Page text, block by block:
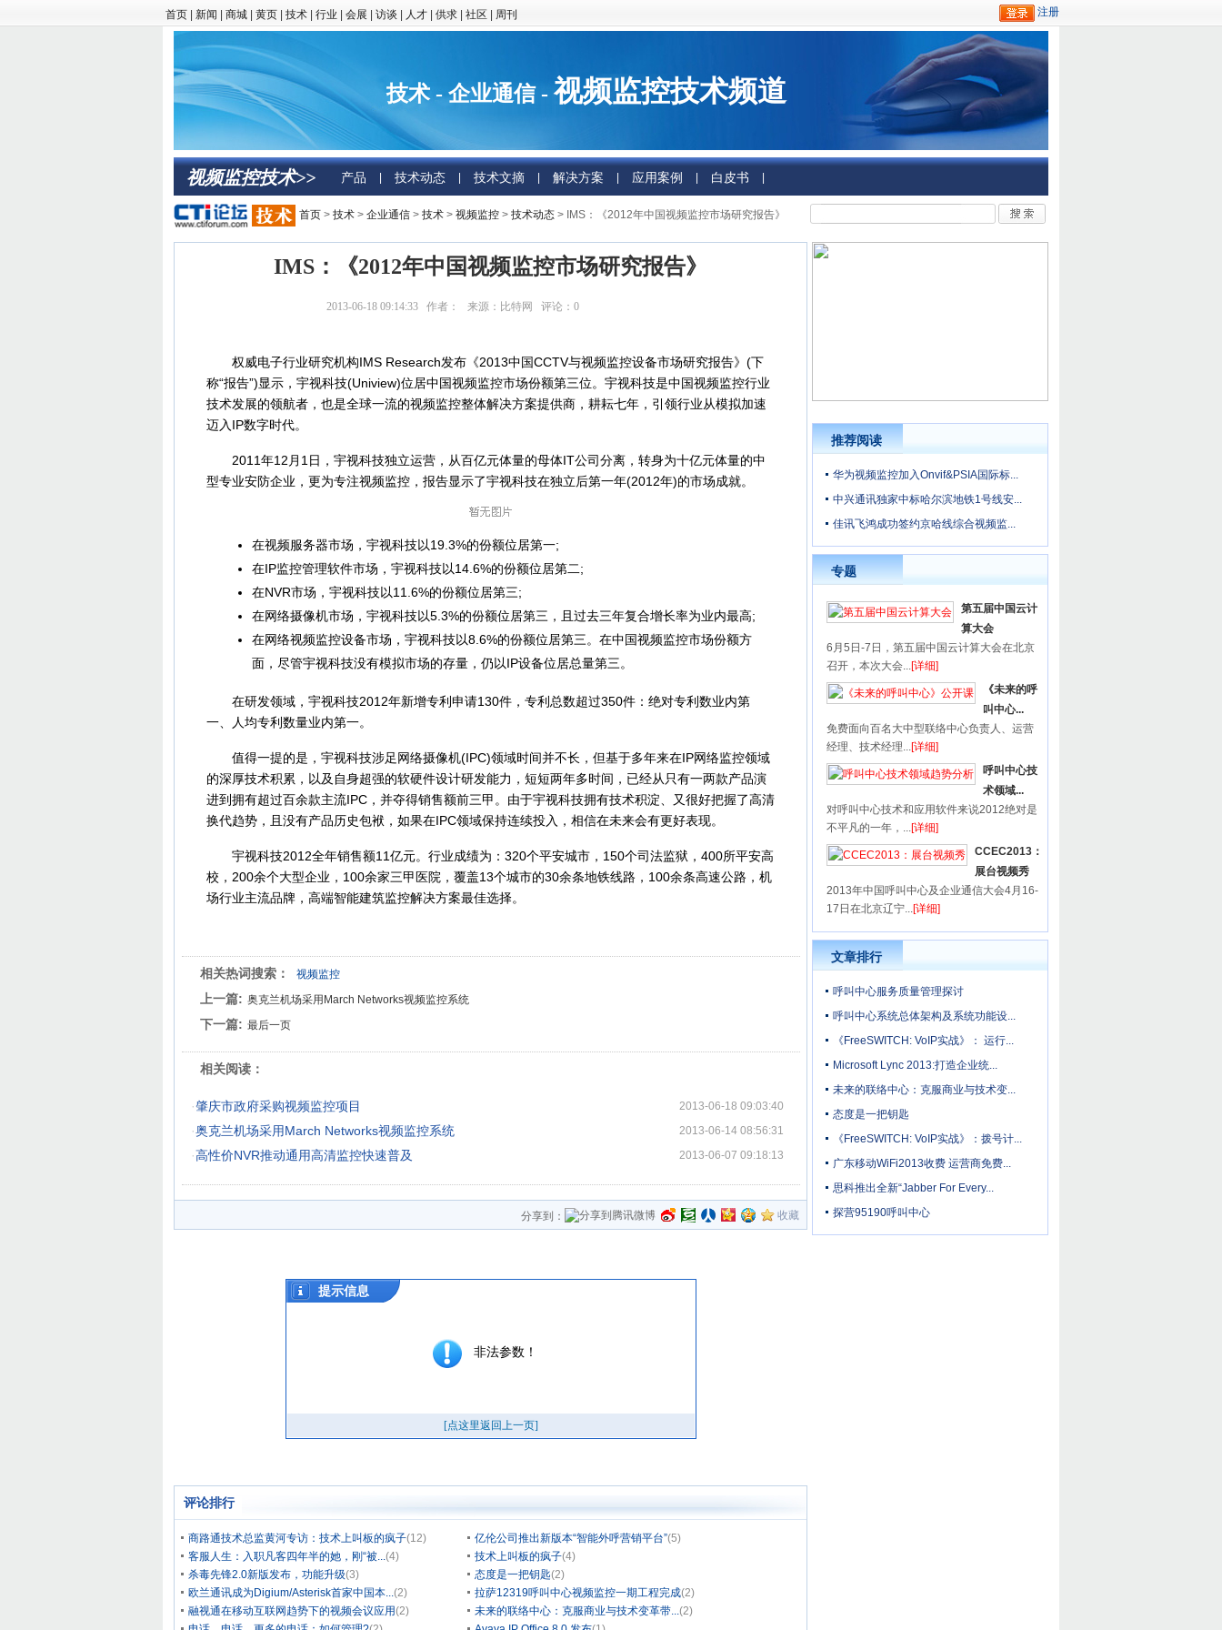
首页 新闻 商城 黄页 技术 行业 会展 访谈 人才 供求 社区 周刊
技术 - 企业通信 - 视频监控技术频道
视频监控技术>> 产品 技术动态 技术文摘 解决方案 应用案例 白皮书
首页 > 技术 > 企业通信 > 技术 > 视频监控 > 技术动态 > IMS：《2012年中国视频监控市场研究报告》
IMS：《2012年中国视频监控市场研究报告》
2013-06-18 09:14:33 作者： 来源：比特网 评论： 0
权威电子行业研究机构IMS Research发布《2013中国CCTV与视频监控设备市场研究报告》(下
称“报告”)显示，宇视科技(Uniview)位居中国视频监控市场份额第三位。宇视科技是中国视频监控行业
技术发展的领航者，也是全球一流的视频监控整体解决方案提供商，耕耘七年，引领行业从模拟加速
迈入IP数字时代。
2011年12月1日，宇视科技独立运营，从百亿元体量的母体IT公司分离，转身为十亿元体量的中
型专业安防企业，更为专注视频监控，报告显示了宇视科技在独立后第一年(2012年)的市场成就。
在视频服务器市场，宇视科技以19.3%的份额位居第一;
在IP监控管理软件市场，宇视科技以14.6%的份额位居第二;
在NVR市场，宇视科技以11.6%的份额位居第三;
在网络摄像机市场，宇视科技以5.3%的份额位居第三，且过去三年复合增长率为业内最高;
在网络视频监控设备市场，宇视科技以8.6%的份额位居第三。在中国视频监控市场份额方
面，尽管宇视科技没有模拟市场的存量，仍以IP设备位居总量第三。
在研发领域，宇视科技2012年新增专利申请130件，专利总数超过350件：绝对专利数业内第
一、人均专利数量业内第一。
值得一提的是，宇视科技涉足网络摄像机(IPC)领域时间并不长，但基于多年来在IP网络监控领域
的深厚技术积累，以及自身超强的软硬件设计研发能力，短短两年多时间，已经从只有一两款产品演
进到拥有超过百余款主流IPC，并夺得销售额前三甲。由于宇视科技拥有技术积淀、又很好把握了高清
换代趋势，且没有产品历史包袱，如果在IPC领域保持连续投入，相信在未来会有更好表现。
宇视科技2012全年销售额11亿元。行业成绩为：320个平安城市，150个司法监狱，400所平安高
校，200余个大型企业，100余家三甲医院，覆盖13个城市的30余条地铁线路，100余条高速公路，机
场行业主流品牌，高端智能建筑监控解决方案最佳选择。
相关热词搜索： 视频监控
上一篇: 奥克兰机场采用March Networks视频监控系统
下一篇: 最后一页
相关阅读：
·肇庆市政府采购视频监控项目 2013-06-18 09:03:40
·奥克兰机场采用March Networks视频监控系统 2013-06-14 08:56:31
·高性价NVR推动通用高清监控快速普及 2013-06-07 09:18:13
分享到： 收藏
评论排行
商路通技术总监黄河专访：技术上叫板的疯子(12) 亿伦公司推出新版本“智能外呼营销平台”(5)
客服人生：入职凡客四年半的她，刚“被...(4) 技术上叫板的疯子(4)
杀毒先锋2.0新版发布，功能升级(3) 态度是一把钥匙(2)
欧兰通讯成为Digium/Asterisk首家中国本...(2) 拉萨12319呼叫中心视频监控一期工程完成(2)
融视通在移动互联网趋势下的视频会议应用(2) 未来的联络中心：克服商业与技术变革带...(2)
推荐阅读
华为视频监控加入Onvif&PSIA国际标...
中兴通讯独家中标哈尔滨地铁1号线安...
佳讯飞鸿成功签约京哈线综合视频监...
专题
第五届中国云计
算大会
6月5日-7日，第五届中国云计算大会在北京
召开，本次大会...[详细]
《未来的呼
叫中心...
免费面向百名大中型联络中心负责人、运营
经理、技术经理...[详细]
呼叫中心技
术领域...
对呼叫中心技术和应用软件来说2012绝对是
不平凡的一年，...[详细]
CCEC2013：
展台视频秀
2013年中国呼叫中心及企业通信大会4月16-
17日在北京辽宁...[详细]
文章排行
呼叫中心服务质量管理探讨
呼叫中心系统总体架构及系统功能设...
《FreeSWITCH: VoIP实战》： 运行...
Microsoft Lync 2013:打造企业统...
未来的联络中心：克服商业与技术变...
态度是一把钥匙
《FreeSWITCH: VoIP实战》：拨号计...
广东移动WiFi2013收费 运营商免费...
思科推出全新“Jabber For Every...
探营95190呼叫中心